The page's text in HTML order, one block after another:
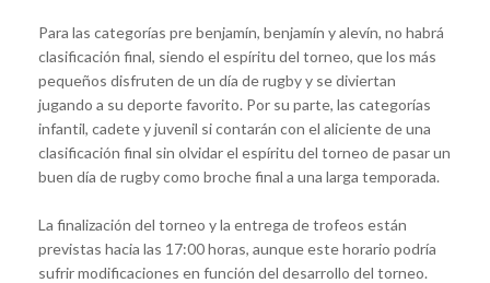
Para las categorías pre benjamín, benjamín y alevín, no habrá
clasificación final, siendo el espíritu del torneo, que los más
pequeños disfruten de un día de rugby y se diviertan
jugando a su deporte favorito. Por su parte, las categorías
infantil, cadete y juvenil si contarán con el aliciente de una
clasificación final sin olvidar el espíritu del torneo de pasar un
buen día de rugby como broche final a una larga temporada.
La finalización del torneo y la entrega de trofeos están
previstas hacia las 17:00 horas, aunque este horario podría
sufrir modificaciones en función del desarrollo del torneo.